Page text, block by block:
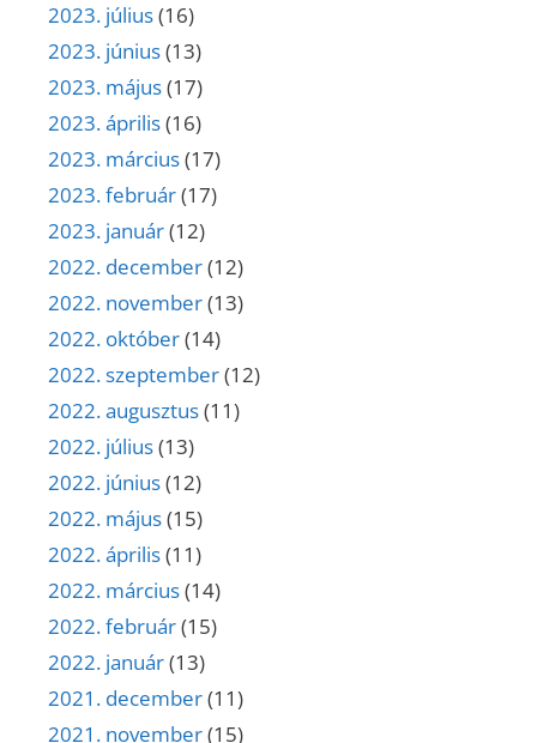
2023. július(16)
2023. június(13)
2023. május(17)
2023. április(16)
2023. március(17)
2023. február(17)
2023. január(12)
2022. december(12)
2022. november(13)
2022. október(14)
2022. szeptember(12)
2022. augusztus(11)
2022. július(13)
2022. június(12)
2022. május(15)
2022. április(11)
2022. március(14)
2022. február(15)
2022. január(13)
2021. december(11)
2021. november(15)